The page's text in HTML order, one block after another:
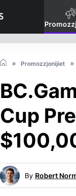
Promozzjonijiet
Cup
By Robert